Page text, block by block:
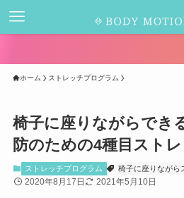
ホーム ストレッチプログラム
椅子に座りながらでき
防のための4種目スト
ストレッチプログラム 椅子に座りながら
2020年8月17日 2021年5月10日